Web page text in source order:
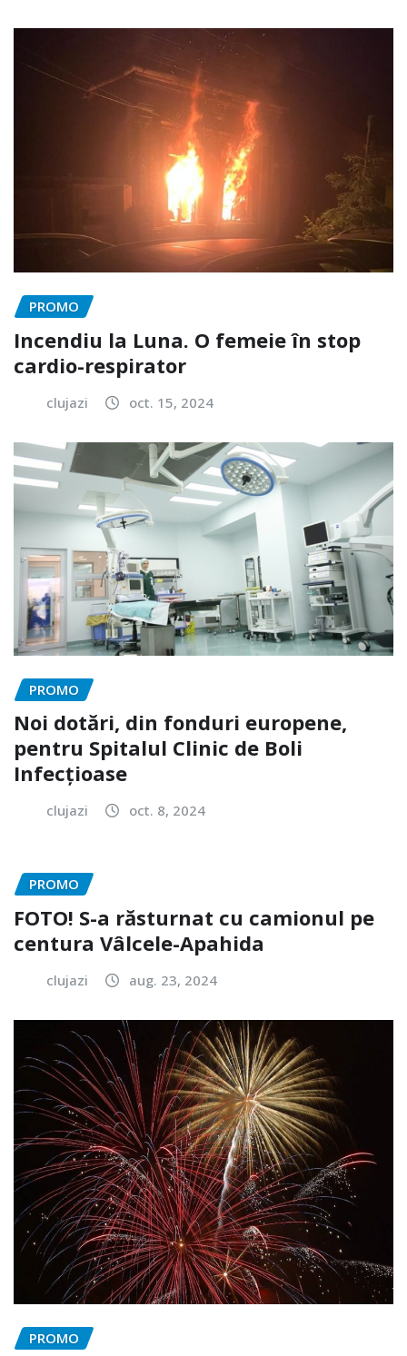
PROMO
Incendiu la Luna. O femeie în stop
cardio-respirator
clujazi oct. 15, 2024
PROMO
Noi dotări, din fonduri europene,
pentru Spitalul Clinic de Boli
Infecțioase
clujazi oct. 8, 2024
PROMO
FOTO! S-a răsturnat cu camionul pe
centura Vâlcele-Apahida
clujazi aug. 23, 2024
PROMO